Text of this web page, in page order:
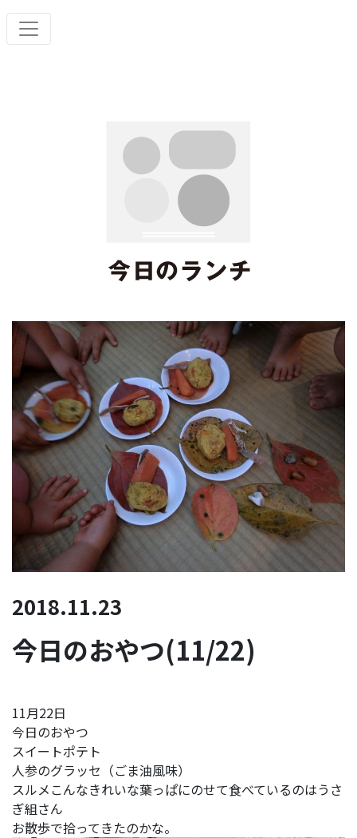
2018.11.23
今日のおやつ(11/22)
11月22日
今日のおやつ
スイートポテト
人参のグラッセ（ごま油風味）
スルメこんなきれいな葉っぱにのせて食べているのはうさ
ぎ組さん
お散歩で拾ってきたのかな。